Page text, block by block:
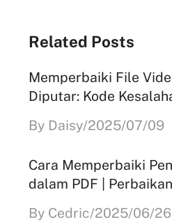
Related Posts
Memperbaiki File
Diputar: Kode
By Daisy/2025/07/09
Cara Memperbaiki
dalam PDF |
By Cedric/2025/06/26